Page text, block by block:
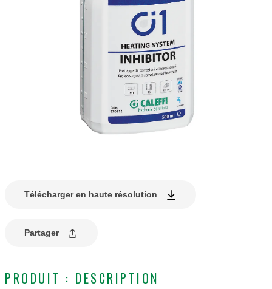
Télécharger en haute résolution
Partager
PRODUIT : DESCRIPTION